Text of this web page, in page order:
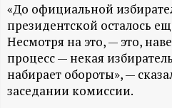
и
н
ф
«До официальной
президентской осталось
Несмотря на это, — это,
процесс — некая
набирает обороты», —
заседании комиссии.